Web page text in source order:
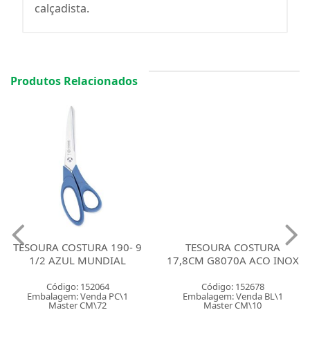
calçadista.
Produtos Relacionados
TESOURA COSTURA 190- 9
1/2 AZUL MUNDIAL
Código: 152064
Embalagem: Venda PC\1
Master CM\72
TESOURA COSTURA
Código: 152678
Embalagem: Venda BL\1